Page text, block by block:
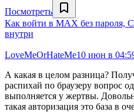
Посмотреть
Как войти в MAX без
внутри
LoveMeOrHateMe10 июн в
А какая в целом разница?
распихай по браузеру вопрос
выполняется у жертвы.
такая авторизация это база в